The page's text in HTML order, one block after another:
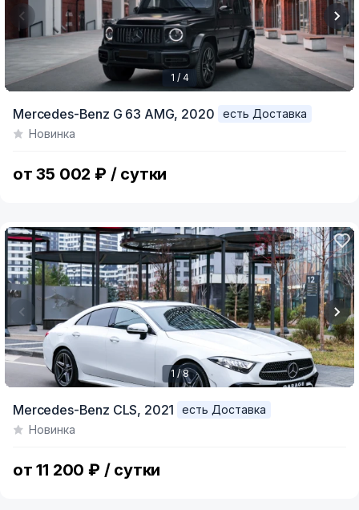
of
1 / 4
Mercedes-Benz G 63 AMG, 2020
есть Доставка
Новинка
от 35 002 ₽ / сутки
of
1 / 8
Mercedes-Benz CLS, 2021
есть Доставка
Новинка
от 11 200 ₽ / сутки